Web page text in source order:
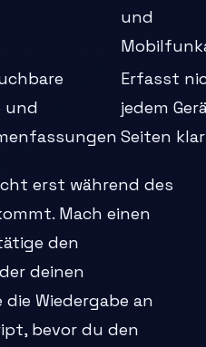
und
und
Erfasst
jedem
Seiten klar
erst während des
Mach einen
den
deinen
Wiedergabe an
bevor du den